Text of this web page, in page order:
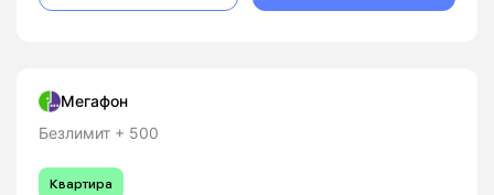
Мегафон
Безлимит + 500
Квартира